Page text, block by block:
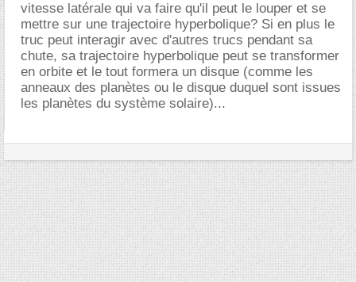
vitesse latérale qui va faire qu'il peut le louper et se
mettre sur une trajectoire hyperbolique? Si en plus le
truc peut interagir avec d'autres trucs pendant sa
chute, sa trajectoire hyperbolique peut se transformer
en orbite et le tout formera un disque (comme les
anneaux des planètes ou le disque duquel sont issues
les planètes du système solaire)...